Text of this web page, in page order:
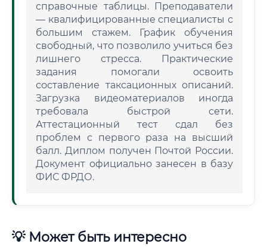
справочные таблицы. Преподаватели
— квалифицированные специалисты с
большим стажем. График обучения
свободный, что позволило учиться без
лишнего стресса. Практические
задания помогали освоить
составление таксационных описаний.
Загрузка видеоматериалов иногда
требовала быстрой сети.
Аттестационный тест сдал без
проблем с первого раза на высший
балл. Диплом получен Почтой России.
Документ официально занесен в базу
ФИС ФРДО.
💡 Может быть интересно